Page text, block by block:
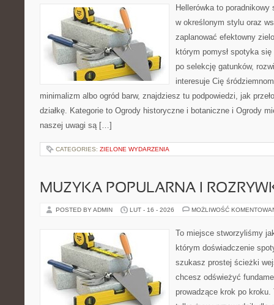
Hellerówka to
w określonym stylu oraz
zaplanować efektowny
którym pomysł spotyka
po selekcję gatunków,
interesuje Cię
minimalizm albo ogród barw, znajdziesz tu podpowiedzi, jak
działkę. Kategorie to Ogrody historyczne i botaniczne i Ogrody
naszej uwagi są […]
CATEGORIES: ZIELONE WYDARZENIA
MUZYKA POPULARNA I
POSTED BY ADMIN LUT - 16 - 2026 MOŻLIWOŚĆ
To miejsce stworzyliśmy
którym doświadczenie
szukasz prostej ścieżki
chcesz odświeżyć
prowadzące krok po